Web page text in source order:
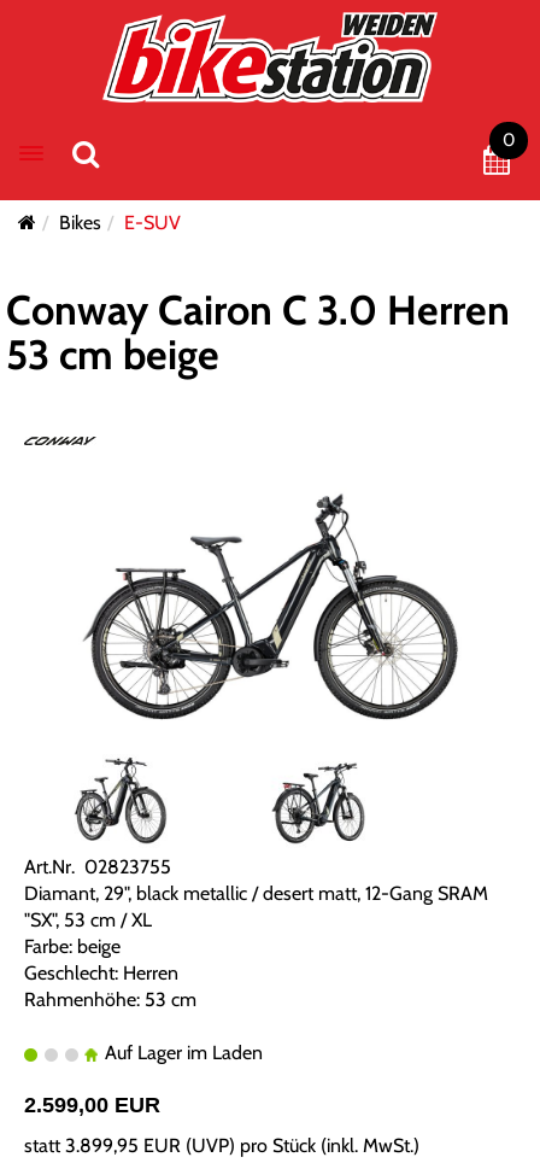
Toggle navigation
0
Bikes E-SUV
Conway Cairon C 3.0 Herren
53 cm beige
Art.Nr. 02823755
Diamant, 29", black metallic / desert matt, 12-Gang SRAM
"SX", 53 cm / XL
Farbe: beige
Geschlecht: Herren
Rahmenhöhe: 53 cm
Auf Lager im Laden
2.599,00 EUR
statt3.899,95 EUR (UVP) pro Stück (inkl. MwSt.)